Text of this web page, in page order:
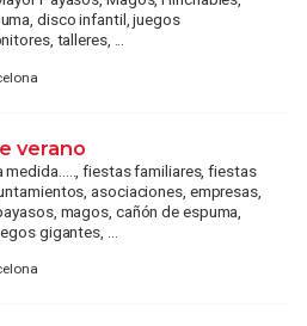
disco infantil, juegos
talleres, ...
verano
medida….., fiestas familiares, fiestas
asociaciones, empresas,
magos, cañón de espuma,
gigantes, ...